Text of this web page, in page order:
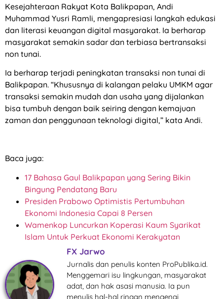
Kesejahteraan Rakyat Kota Balikpapan, Andi
Muhammad Yusri Ramli, mengapresiasi langkah edukasi
dan literasi keuangan digital masyarakat. Ia berharap
masyarakat semakin sadar dan terbiasa bertransaksi
non tunai.
Ia berharap terjadi peningkatan transaksi non tunai di
Balikpapan. “Khususnya di kalangan pelaku UMKM agar
transaksi semakin mudah dan usaha yang dijalankan
bisa tumbuh dengan baik seiring dengan kemajuan
zaman dan penggunaan teknologi digital,” kata Andi.
Baca juga:
17 Bahasa Gaul Balikpapan yang Sering Bikin
Bingung Pendatang Baru
Presiden Prabowo Optimistis Pertumbuhan
Ekonomi Indonesia Capai 8 Persen
Wamenkop Luncurkan Koperasi Kaum Syarikat
Islam Untuk Perkuat Ekonomi Kerakyatan
FX Jarwo
Jurnalis dan penulis konten ProPublika.id.
Menggemari isu lingkungan, masyarakat
adat, dan hak asasi manusia. Ia pun
menulis hal-hal ringan mengenai